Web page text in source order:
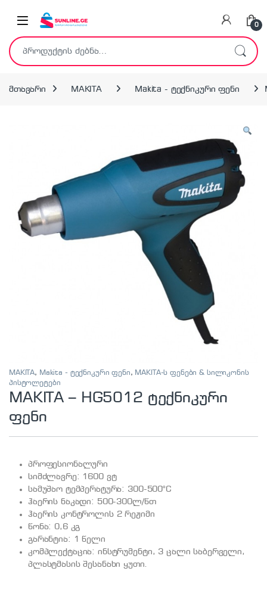
0
ძებნა:
მთავარი MAKITA Makita - ტექნიკური ფენი
MAKITA, Makita - ტექნიკური ფენი, MAKITA-ს ფენები & სილიკონის
პისტოლეტები
MAKITA – HG5012 ტექნიკური
ფენი
პროფესიონალური
სიმძლავრე: 1600 ვტ
სამუშაო ტემპერატურა: 300-500°C
ჰაერის ნაკადი: 500-300ლ/წთ
ჰაერის კონტროლის 2 რეჟიმი
წონა: 0,6 კგ
გარანტია: 1 წელი
კომპლექტაცია: ინსტრუმენტი, 3 ცალი საბერველი,
პლასტმასის შესანახი ყუთი.